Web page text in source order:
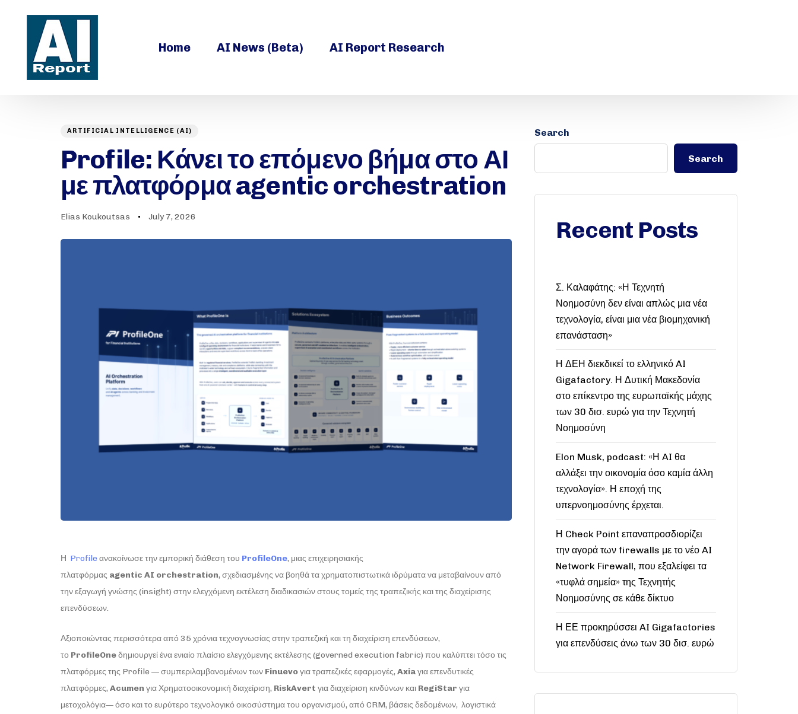
Home AI News (Beta) AI Report Research
PUBLISHED
IN:
ARTIFICIAL INTELLIGENCE (AI)
Profile: Κάνει το επόμενο βήμα στο ΑΙ
με πλατφόρμα agentic orchestration
Author
Elias Koukoutsas
Published
on:
July 7, 2026
Η Profile ανακοίνωσε την εμπορική διάθεση του ProfileOne, μιας επιχειρησιακής
πλατφόρμας agentic AI orchestration, σχεδιασμένης να βοηθά τα χρηματοπιστωτικά ιδρύματα να μεταβαίνουν από
την εξαγωγή γνώσης (insight) στην ελεγχόμενη εκτέλεση διαδικασιών στους τομείς της τραπεζικής και της διαχείρισης
επενδύσεων.
Αξιοποιώντας περισσότερα από 35 χρόνια τεχνογνωσίας στην τραπεζική και τη διαχείριση επενδύσεων,
το ProfileOneδημιουργεί ένα ενιαίο πλαίσιο ελεγχόμενης εκτέλεσης (governed execution fabric) που καλύπτει τόσο τις
πλατφόρμες της Profile — συμπεριλαμβανομένων των Finuevoγια τραπεζικές εφαρμογές, Axiaγια επενδυτικές
πλατφόρμες, Acumen για Χρηματοοικονομική διαχείριση, RiskAvert για διαχείριση κινδύνων και RegiStar για
μετοχολόγια— όσο και το ευρύτερο τεχνολογικό οικοσύστημα του οργανισμού, από CRM, βάσεις δεδομένων, λογιστικά
Search
Search
Recent Posts
Σ. Καλαφάτης: «Η Τεχνητή
Νοημοσύνη δεν είναι απλώς μια νέα
τεχνολογία, είναι μια νέα βιομηχανική
επανάσταση»
Η ΔΕΗ διεκδικεί το ελληνικό AI
Gigafactory. Η Δυτική Μακεδονία
στο επίκεντρο της ευρωπαϊκής μάχης
των 30 δισ. ευρώ για την Τεχνητή
Νοημοσύνη
Elon Musk, podcast: «Η AI θα
αλλάξει την οικονομία όσο καμία άλλη
τεχνολογία». Η εποχή της
υπερνοημοσύνης έρχεται.
Η Check Point επαναπροσδιορίζει
την αγορά των firewalls με το νέο AI
Network Firewall, που εξαλείφει τα
«τυφλά σημεία» της Τεχνητής
Νοημοσύνης σε κάθε δίκτυο
Η ΕΕ προκηρύσσει AI Gigafactories
για επενδύσεις άνω των 30 δισ. ευρώ